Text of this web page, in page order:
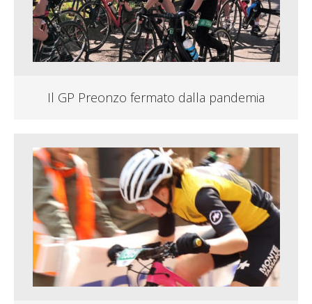
Il GP Preonzo fermato dalla pandemia